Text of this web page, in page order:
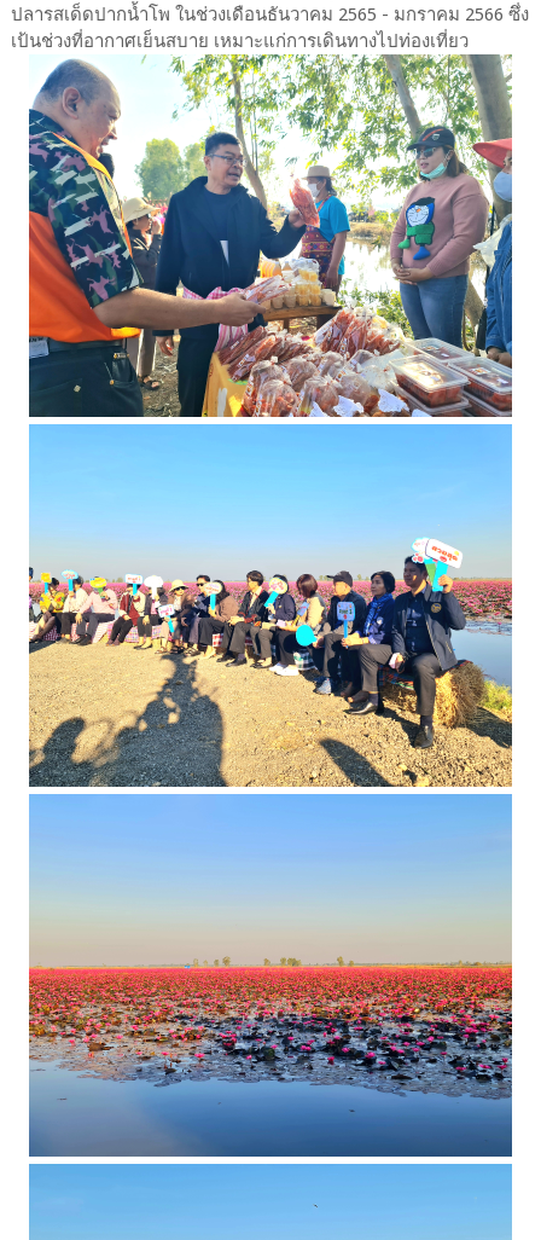
ปลารสเด็ดปากน้ำโพ ในช่วงเดือนธันวาคม 2565 - มกราคม 2566 ซึ่ง
เป้นช่วงที่อากาศเย็นสบาย เหมาะแก่การเดินทางไปท่องเที่ยว